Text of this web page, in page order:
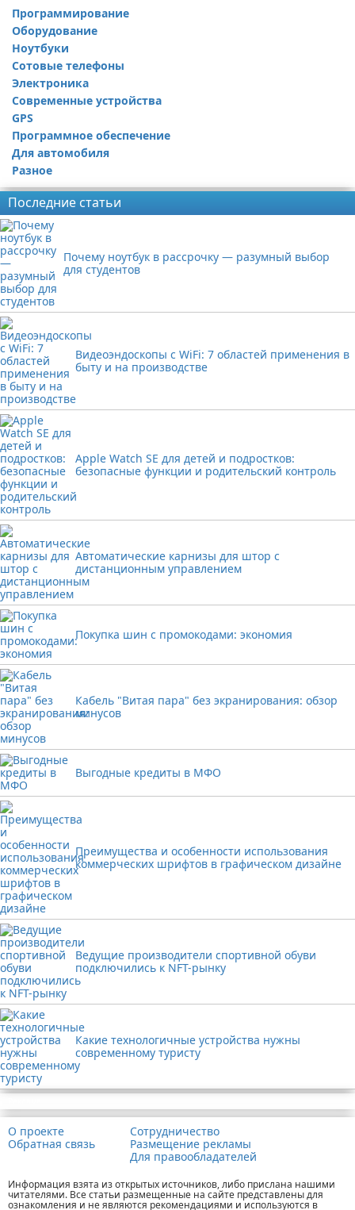
Программирование
Оборудование
Ноутбуки
Сотовые телефоны
Электроника
Современные устройства
GPS
Программное обеспечение
Для автомобиля
Разное
Последние статьи
Почему ноутбук в рассрочку — разумный выбор
для студентов
Видеоэндоскопы с WiFi: 7 областей применения в
быту и на производстве
Apple Watch SE для детей и подростков:
безопасные функции и родительский контроль
Автоматические карнизы для штор с
дистанционным управлением
Покупка шин с промокодами: экономия
Кабель "Витая пара" без экранирования: обзор
минусов
Выгодные кредиты в МФО
Преимущества и особенности использования
коммерческих шрифтов в графическом дизайне
Ведущие производители спортивной обуви
подключились к NFT-рынку
Какие технологичные устройства нужны
современному туристу
О проекте
Обратная связь
Сотрудничество
Размещение рекламы
Для правообладателей
Информация взята из открытых источников, либо прислана нашими
читателями. Все статьи размещенные на сайте представлены для
ознакомления и не являются рекомендациями и используются в